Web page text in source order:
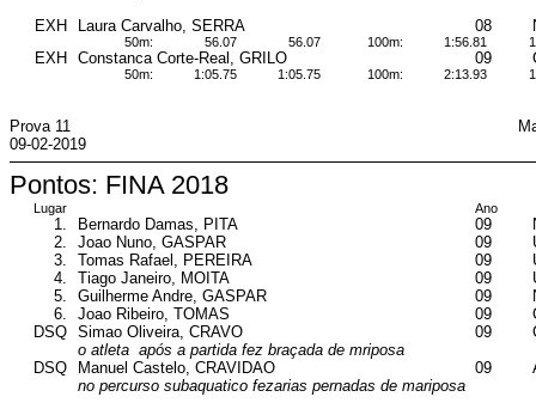
EXH
Laura Carvalho, SERRA 08
50m: 56.07 56.07 100m: 1:56.81
EXH Constanca Corte-Real, GRILO 09
50m: 1:05.75 1:05.75 100m: 2:13.93
Prova 11
09-02-2019
Pontos: FINA 2018
Lugar Ano
1. Bernardo Damas, PITA 09
2.
Joao Nuno, GASPAR 09
3.
Tomas Rafael, PEREIRA 09
4.
Tiago Janeiro, MOITA 09
5.
Guilherme Andre, GASPAR 09
6.
Joao Ribeiro, TOMAS 09
DSQ Simao Oliveira, CRAVO 09
o atleta após a partida fez braçada de mriposa
DSQ
Manuel Castelo, CRAVIDAO 09
no percurso subaquatico fezarias pernadas de mariposa